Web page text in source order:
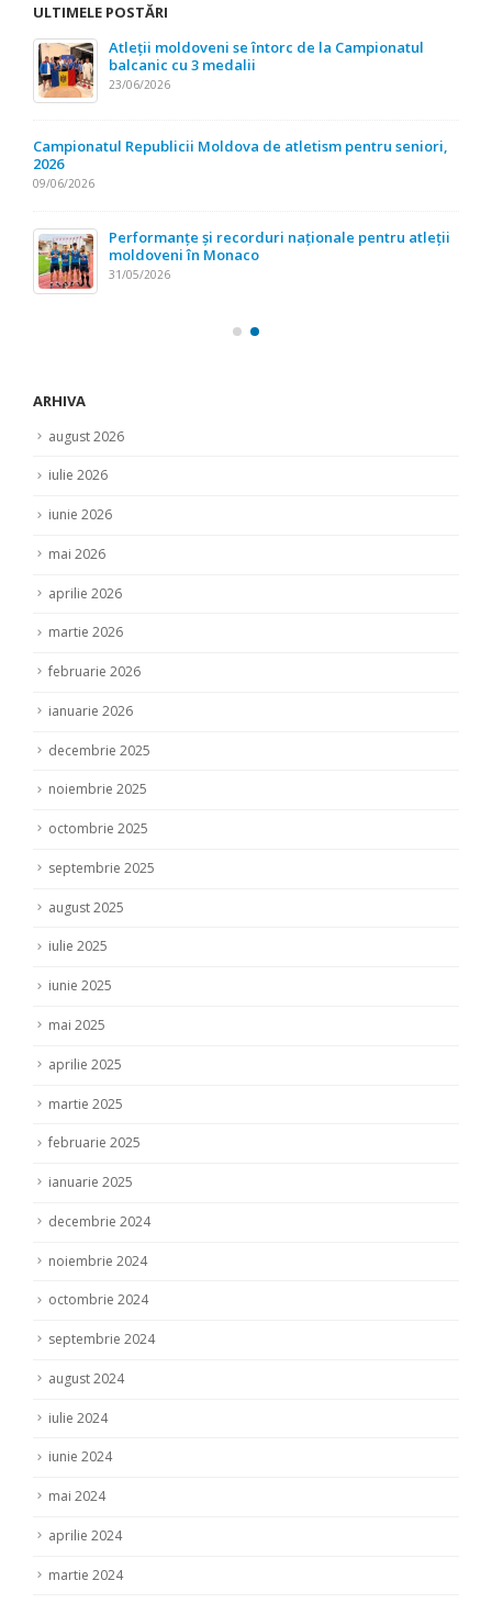
ULTIMELE POSTĂRI
Atleții moldoveni se întorc de la Campionatul
balcanic cu 3 medalii
23/06/2026
Campionatul Republicii Moldova de atletism pentru seniori,
2026
09/06/2026
Performanțe și recorduri naționale pentru atleții
moldoveni în Monaco
31/05/2026
ARHIVA
august 2026
iulie 2026
iunie 2026
mai 2026
aprilie 2026
martie 2026
februarie 2026
ianuarie 2026
decembrie 2025
noiembrie 2025
octombrie 2025
septembrie 2025
august 2025
iulie 2025
iunie 2025
mai 2025
aprilie 2025
martie 2025
februarie 2025
ianuarie 2025
decembrie 2024
noiembrie 2024
octombrie 2024
septembrie 2024
august 2024
iulie 2024
iunie 2024
mai 2024
aprilie 2024
martie 2024